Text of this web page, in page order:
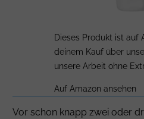
Dieses Produkt ist auf
deinem Kauf über
unsere Arbeit ohne
Auf Amazon ansehen
Vor schon knapp zwei oder